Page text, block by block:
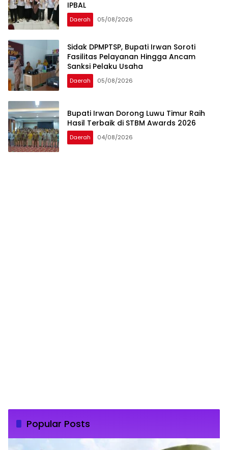
IPBAL
Daerah 05/08/2026
Sidak DPMPTSP, Bupati Irwan Soroti
Fasilitas Pelayanan Hingga Ancam
Sanksi Pelaku Usaha
Daerah 05/08/2026
Bupati Irwan Dorong Luwu Timur Raih
Hasil Terbaik di STBM Awards 2026
Daerah 04/08/2026
Popular Posts